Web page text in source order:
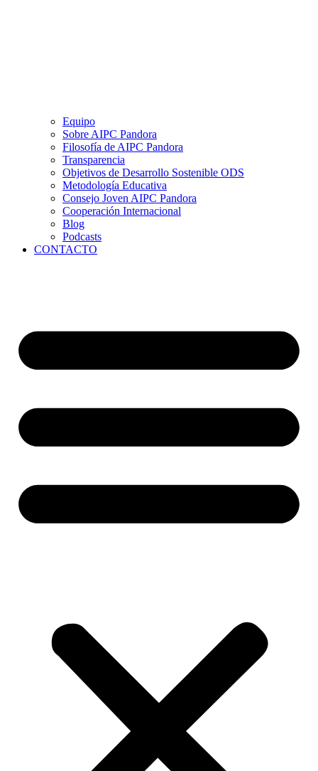
Equipo
Sobre AIPC Pandora
Filosofía de AIPC Pandora
Transparencia
Objetivos de Desarrollo Sostenible ODS
Metodología Educativa
Consejo Joven AIPC Pandora
Cooperación Internacional
Blog
Podcasts
CONTACTO